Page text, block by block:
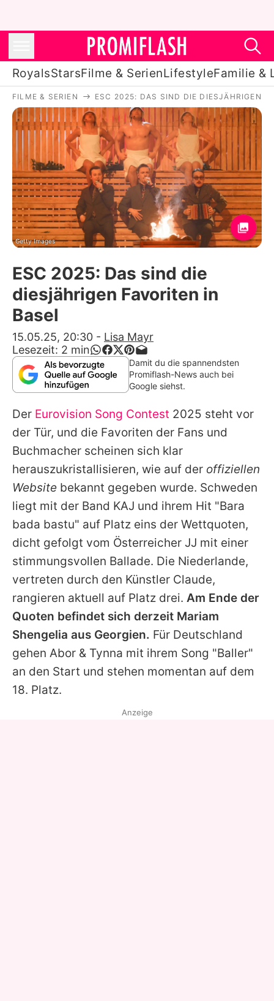
RoyalsStarsFilme & SerienLifestyleFamilie &
Royals
Stars
Filme & Serien
Lifestyle
Familie & Liebe
Promiflash Exklusiv
Alle Themen auf Promiflash
App runterladen
Team
Redaktionelle Richtlinien
Impressum
Datenschutzerklärung
Nutzungsbedingungen
Utiq verwalten
FILME & SERIEN ESC 2025: DAS SIND DIE DIESJÄHRIGEN
Getty Images
ESC 2025: Das sind die
diesjährigen Favoriten in
Basel
15.05.25, 20:30 - Lisa Mayr
Lesezeit: 2 min
Damit du die spannendsten
Promiflash-News auch bei
Google siehst.
Der Eurovision Song Contest 2025 steht vor
der Tür, und die Favoriten der Fans und
Buchmacher scheinen sich klar
herauszukristallisieren, wie auf der offiziellen
Website bekannt gegeben wurde. Schweden
liegt mit der Band KAJ und ihrem Hit "Bara
bada bastu" auf Platz eins der Wettquoten,
dicht gefolgt vom Österreicher JJ mit einer
stimmungsvollen Ballade. Die Niederlande,
vertreten durch den Künstler Claude,
rangieren aktuell auf Platz drei. Am Ende der
Quoten befindet sich derzeit Mariam
Shengelia aus Georgien. Für Deutschland
gehen Abor & Tynna mit ihrem Song "Baller"
an den Start und stehen momentan auf dem
18. Platz.
Anzeige